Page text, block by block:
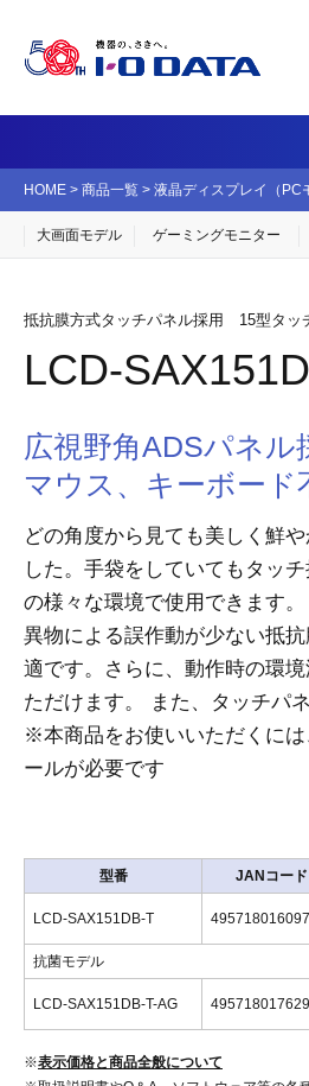
HOME > 商品一覧 > 液晶ディスプレイ（PC
大画面モデル ゲーミングモニター
抵抗膜方式タッチパネル採用 15型タッ
LCD-
広視野角ADSパネル
マウス、キーボー
どの角度から見ても美しく鮮
した。手袋をしていてもタッ
の様々な環境で使用できます。
異物による誤作動が少ない抵
適です。さらに、動作時の環
ただけます。 また、タッチパ
※本商品をお使いいただくに
ールが必要です
型番 JANコード
LCD-SAX151DB-T
抗菌モデル
LCD-SAX151DB-T-AG
※表示価格と商品全般について